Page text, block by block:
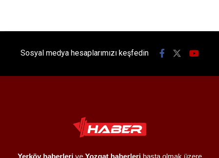
Sosyal medya hesaplarımızı keşfedin
Yerköy haberlerive Yozgat haberleribaşta olmak üzere